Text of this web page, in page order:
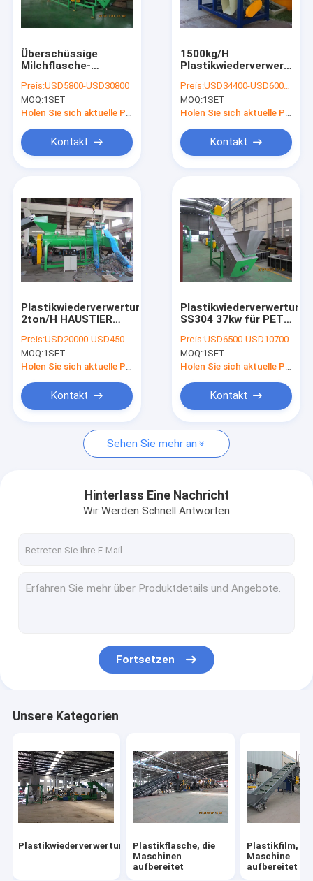
Produits
Über uns
Kontakt
Plastikflasche, die Maschinen aufbereitet
Plastikfilm, der Maschine aufbereitet
Granulierende Plastiklinie
Trockenere Plastikmaschine
Doppelte Wellenreißwolfmaschine
Plastikzerkleinerungsmaschinenmaschine
Überschüssige
Milchflasche-
die waschende
trocknende Linie
zerquetscht
Preis:USD5800-USD30800
MOQ:1SET
Holen Sie sich aktuelle Preis
Kontakt
1500kg/H
der Maschine trennt
Preis:USD34400-USD60000
MOQ:1SET
Holen Sie sich aktuelle Preis
Kontakt
Plastikwiederverwertungsmaschine
2ton/H HAUSTIER
Aufkleber, der
Maschine entfernt
Preis:USD20000-USD45000
MOQ:1SET
Holen Sie sich aktuelle Preis
Kontakt
SS304 37kw für PET
Preis:USD6500-USD10700
MOQ:1SET
Holen Sie sich aktuelle Preis
Kontakt
Sehen Sie mehr an
Hinterlass Eine Nachricht
Wir Werden Schnell Antworten
Fortsetzen
Unsere Kategorien
Plastikwiederverwertungsmaschine
Plastikflasche, die
Maschinen
aufbereitet
Plastikfilm,
Maschine
aufbereitet